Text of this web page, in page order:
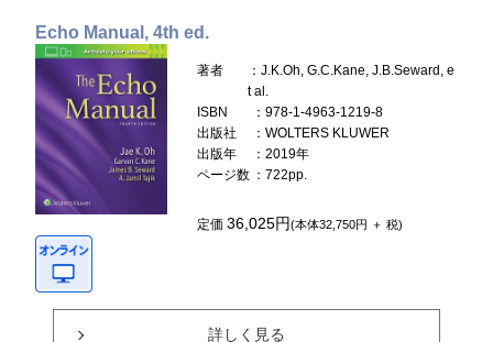
Echo Manual, 4th ed.
著者
：J.K.Oh, G.C.Kane, J.B.Seward, e
t al.
ISBN
：978-1-4963-1219-8
出版社
：WOLTERS KLUWER
出版年
：2019年
ページ数 ：722pp.
定価36,025円(本体32,750円 ＋ 税)
詳しく見る